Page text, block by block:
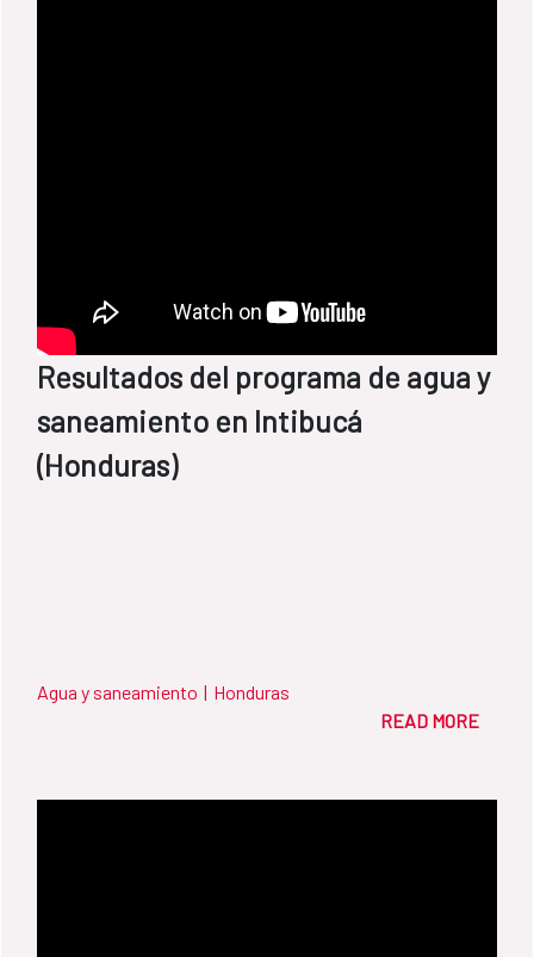
Resultados del programa de agua y
saneamiento en Intibucá
(Honduras)
Agua y saneamiento | Honduras
READ MORE